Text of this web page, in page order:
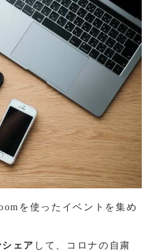
を使ったイベントを集め
ェア して、コロナの自粛